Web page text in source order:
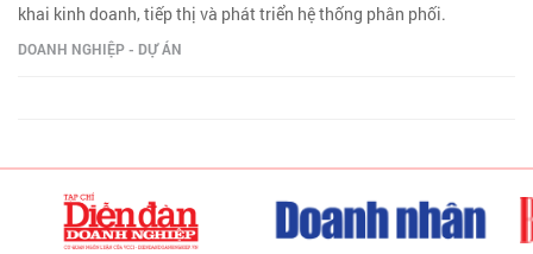
khai kinh doanh, tiếp thị và phát triển hệ thống phân phối.
DOANH NGHIỆP - DỰ ÁN